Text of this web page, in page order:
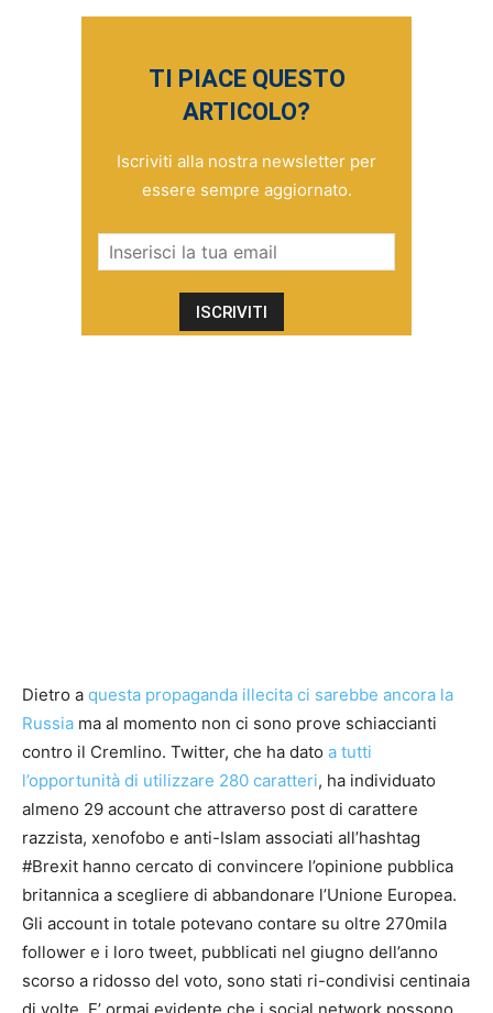
TI PIACE QUESTO
ARTICOLO?
Iscriviti alla nostra newsletter per
essere sempre aggiornato.
Dietro a questa propaganda illecita ci sarebbe ancora la
Russia ma al momento non ci sono prove schiaccianti
contro il Cremlino. Twitter, che ha dato a tutti
l’opportunità di utilizzare 280 caratteri, ha individuato
almeno 29 account che attraverso post di carattere
razzista, xenofobo e anti-Islam associati all’hashtag
#Brexit hanno cercato di convincere l’opinione pubblica
britannica a scegliere di abbandonare l’Unione Europea.
Gli account in totale potevano contare su oltre 270mila
follower e i loro tweet, pubblicati nel giugno dell’anno
scorso a ridosso del voto, sono stati ri-condivisi centinaia